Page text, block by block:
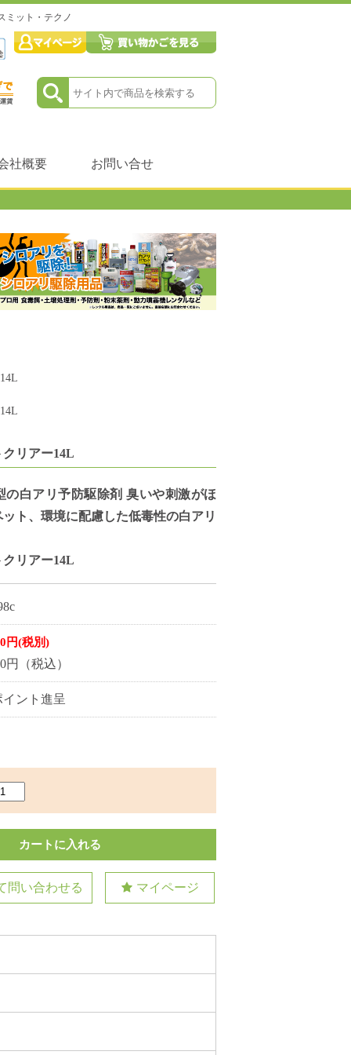
ミット・テクノ
社概要 お問い合せ
リアー14L
の白アリ予防駆除剤 臭いや刺激がほ
ト、環境に配慮した低毒性の白アリ
リアー14L
円(税別)
円（税込）
イント進呈
問い合わせる マイページ